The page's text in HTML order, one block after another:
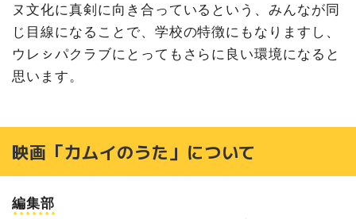
ヌ文化に真剣に向き合っているという、みんなが同
じ目線になることで、学校の特徴にもなりますし、
ウレㇱパクラブにとってもさらに良い環境になると
思います。
映画「カムイのうた」について
編集部